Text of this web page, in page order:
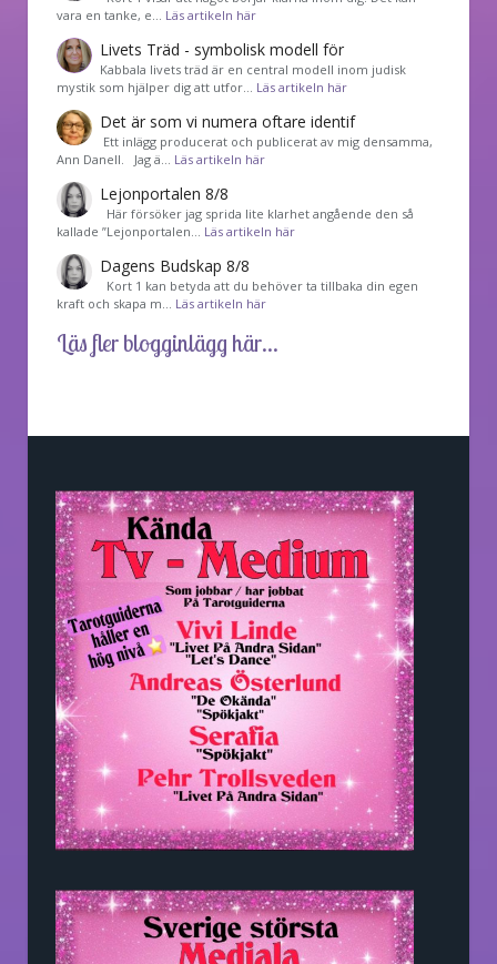
vara en tanke, e… Läs artikeln här
Livets Träd - symbolisk modell för
Kabbala livets träd är en central modell inom judisk
mystik som hjälper dig att utfor… Läs artikeln här
Det är som vi numera oftare identif
͏ Ett inlägg producerat och publicerat av mig densamma,
Ann Danell. Jag ä… Läs artikeln här
Lejonportalen 8/8
Här försöker jag sprida lite klarhet angående den så
kallade ”Lejonportalen… Läs artikeln här
Dagens Budskap 8/8
Kort 1 kan betyda att du behöver ta tillbaka din egen
kraft och skapa m… Läs artikeln här
Läs fler blogginlägg här...